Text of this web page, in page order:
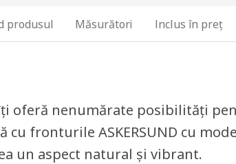
produsul Măsurători Inclus în preț
oferă nenumărate posibilități
cu fronturile ASKERSUND cu
un aspect natural și vibrant.